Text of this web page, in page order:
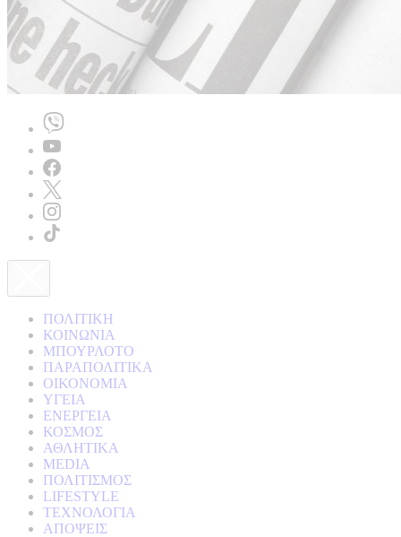
ΠΟΛΙΤΙΚΗ
ΚΟΙΝΩΝΙΑ
ΜΠΟΥΡΛΟΤΟ
ΠΑΡΑΠΟΛΙΤΙΚΑ
ΟΙΚΟΝΟΜΙΑ
ΥΓΕΙΑ
ΕΝΕΡΓΕΙΑ
ΚΟΣΜΟΣ
ΑΘΛΗΤΙΚΑ
MEDIA
ΠΟΛΙΤΙΣΜΟΣ
LIFESTYLE
ΤΕΧΝΟΛΟΓΙΑ
ΑΠΟΨΕΙΣ